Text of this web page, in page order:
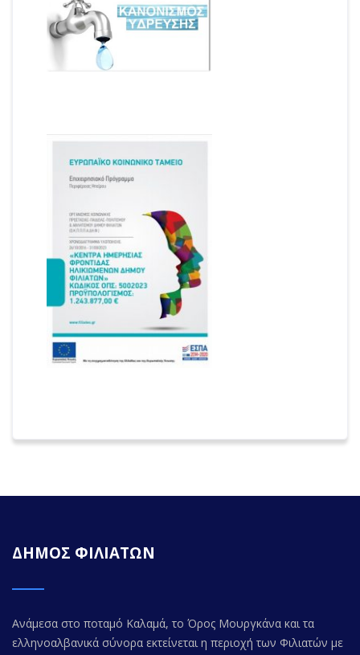
ΔΗΜΟΣ ΦΙΛΙΑΤΩΝ
Ανάμεσα στο ποταμό Καλαμά, το Όρος Μουργκάνα και τα
ελληνοαλβανικά σύνορα εκτείνεται η περιοχή των Φιλιατών με